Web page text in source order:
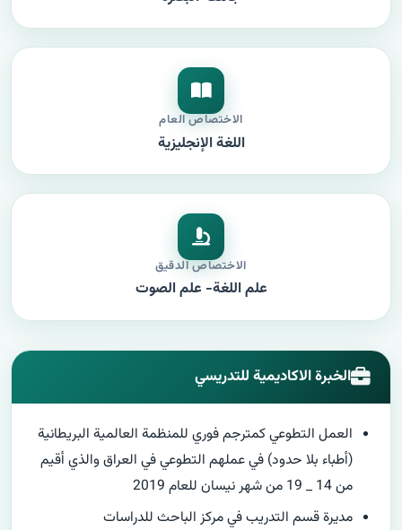
الاختصاص العام
اللغة الإنجليزية
الاختصاص الدقيق
علم اللغة- علم الصوت
الخبرة الاكاديمية للتدريسي
العمل التطوعي كمترجم فوري للمنظمة العالمية البريطانية
(أطباء بلا حدود) في عملهم التطوعي في العراق والذي أقيم
من 14 _ 19 من شهر نيسان للعام 2019
مديرة قسم التدريب في مركز الباحث للدراسات